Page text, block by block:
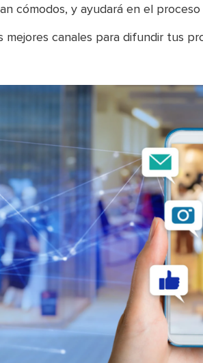
cómodos, y ayudará en el proceso
mejores canales para difundir tus